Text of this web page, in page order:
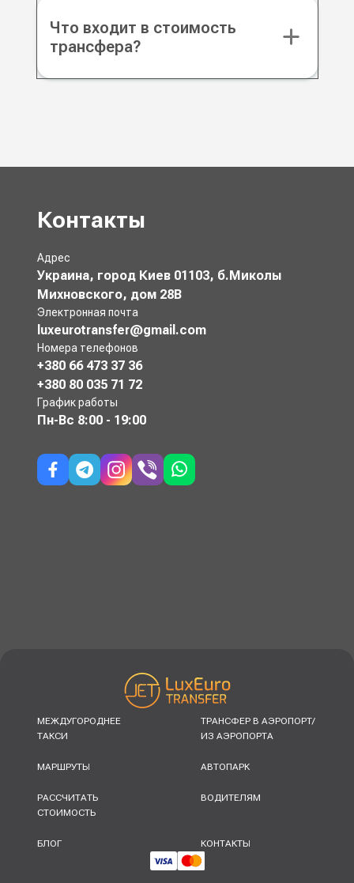
Что входит в стоимость
трансфера?
Контакты
Адрес
Украина, город Киев 01103, б.Миколы
Михновского, дом 28В
Электронная почта
luxeurotransfer@gmail.com
Номера телефонов
+380 66 473 37 36
+380 80 035 71 72
График работы
Пн-Вс 8:00 - 19:00
МЕЖДУГОРОДНЕЕ
ТАКСИ
ТРАНСФЕР В АЭРОПОРТ/
ИЗ АЭРОПОРТА
МАРШРУТЫ АВТОПАРК
РАССЧИТАТЬ
СТОИМОСТЬ
ВОДИТЕЛЯМ
БЛОГ КОНТАКТЫ